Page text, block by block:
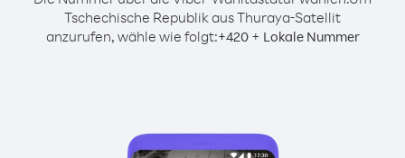
Tschechische Republik aus Thuraya-Satellit
anzurufen, wähle wie folgt:+420+ Lokale Nummer